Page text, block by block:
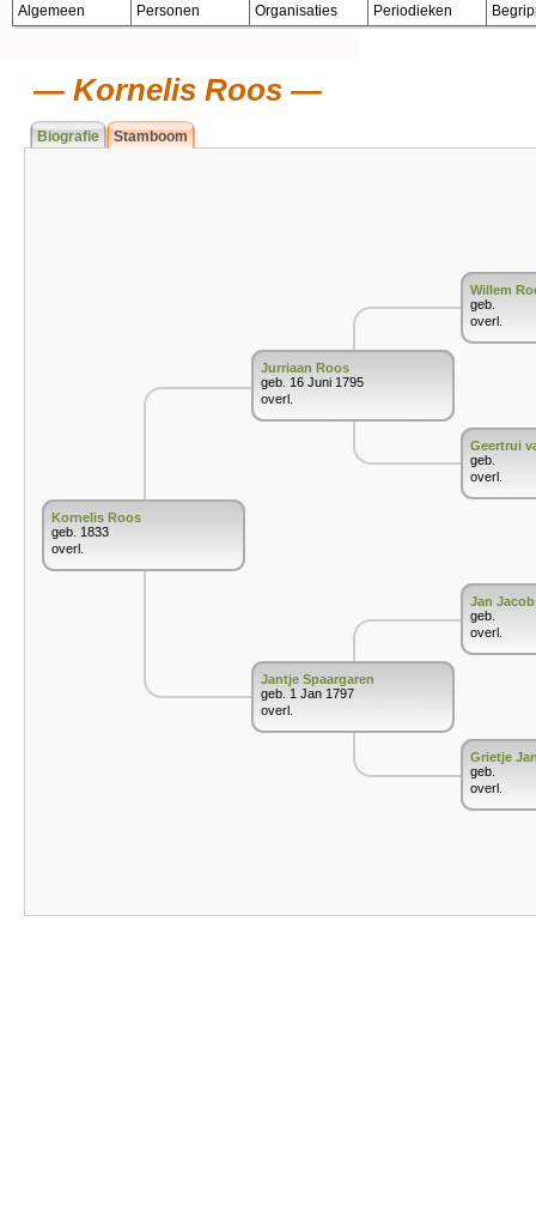
Algemeen Personen Organisaties Periodieken
Kornelis Roos
Biografie Stamboom
Kornelis Roos
geb. 1833
overl.
Jurriaan Roos
geb. 16 Juni 1795
overl.
Jantje Spaargaren
geb. 1 Jan 1797
overl.
Willem
geb.
overl.
Geertrui
geb.
overl.
Jan
geb.
overl.
Grietje
geb.
overl.